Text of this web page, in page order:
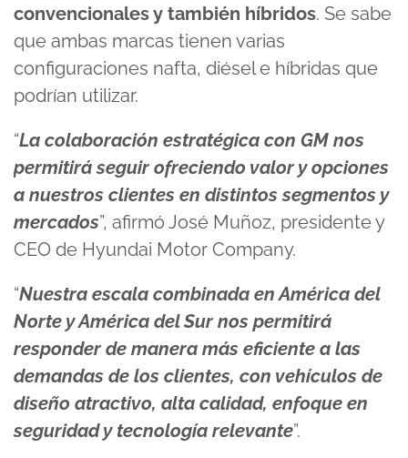
convencionales y también híbridos. Se sabe
que ambas marcas tienen varias
configuraciones nafta, diésel e híbridas que
podrían utilizar.
“La colaboración estratégica con GM nos
permitirá seguir ofreciendo valor y opciones
a nuestros clientes en distintos segmentos y
mercados”, afirmó José Muñoz, presidente y
CEO de Hyundai Motor Company.
“Nuestra escala combinada en América del
Norte y América del Sur nos permitirá
responder de manera más eficiente a las
demandas de los clientes, con vehículos de
diseño atractivo, alta calidad, enfoque en
seguridad y tecnología relevante”.